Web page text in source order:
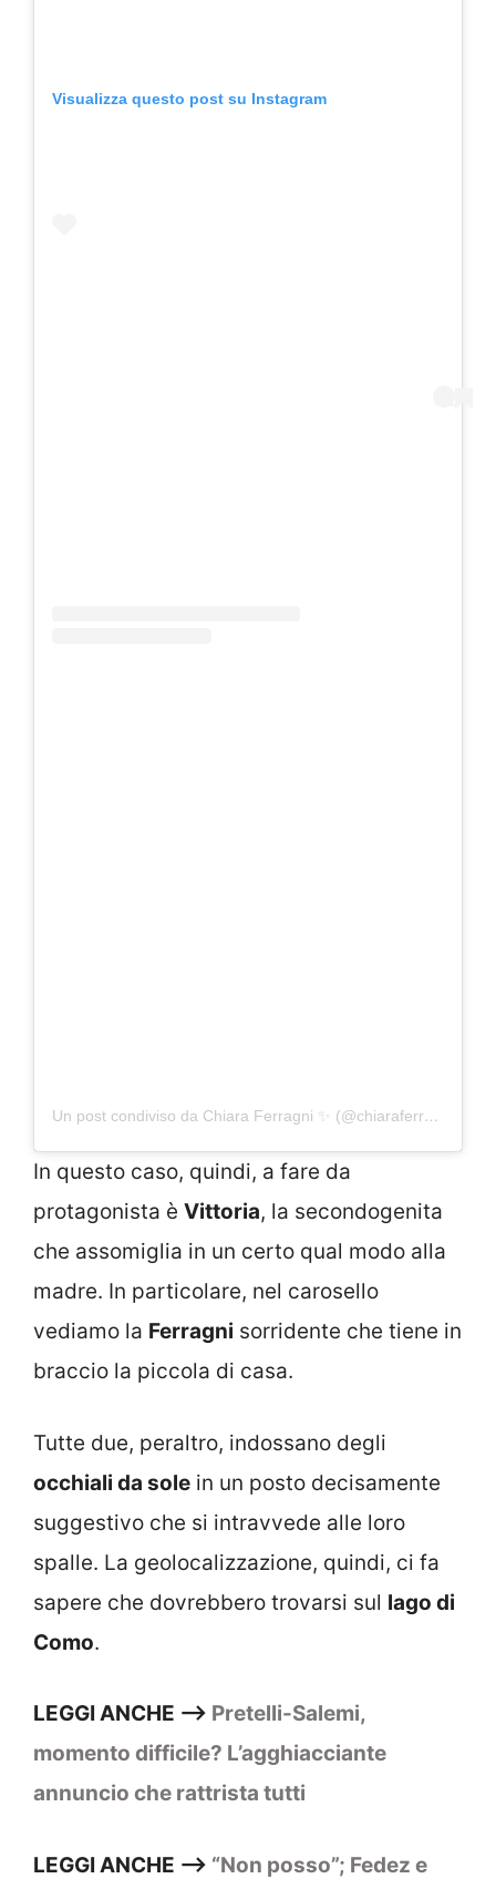
Visualizza questo post su Instagram
Un post condiviso da Chiara Ferragni ✨ (@chiaraferragni)
In questo caso, quindi, a fare da
protagonista è Vittoria, la secondogenita
che assomiglia in un certo qual modo alla
madre. In particolare, nel carosello
vediamo la Ferragni sorridente che tiene in
braccio la piccola di casa.
Tutte due, peraltro, indossano degli
occhiali da sole in un posto decisamente
suggestivo che si intravvede alle loro
spalle. La geolocalizzazione, quindi, ci fa
sapere che dovrebbero trovarsi sul lago di
Como.
LEGGI ANCHE –> Pretelli-Salemi,
momento difficile? L’agghiacciante
annuncio che rattrista tutti
LEGGI ANCHE –> “Non posso”; Fedez e